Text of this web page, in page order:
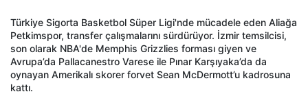
Türkiye Sigorta Basketbol Süper Ligi'nde mücadele eden Aliağa
Petkimspor, transfer çalışmalarını sürdürüyor. İzmir temsilcisi,
son olarak NBA'de Memphis Grizzlies forması giyen ve
Avrupa’da Pallacanestro Varese ile Pınar Karşıyaka’da da
oynayan Amerikalı skorer forvet Sean McDermott’u kadrosuna
kattı.